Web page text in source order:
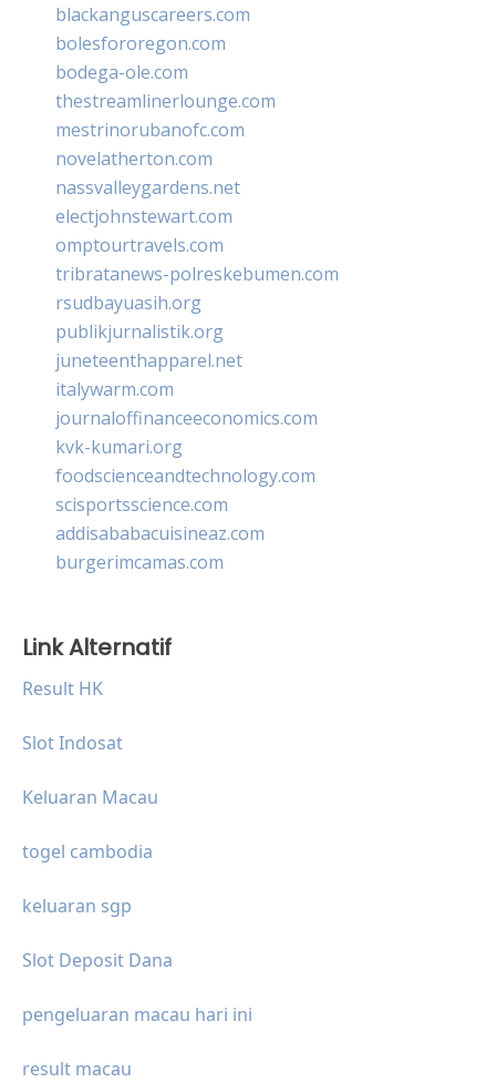
blackanguscareers.com
bolesfororegon.com
bodega-ole.com
thestreamlinerlounge.com
mestrinorubanofc.com
novelatherton.com
nassvalleygardens.net
electjohnstewart.com
omptourtravels.com
tribratanews-polreskebumen.com
rsudbayuasih.org
publikjurnalistik.org
juneteenthapparel.net
italywarm.com
journaloffinanceeconomics.com
kvk-kumari.org
foodscienceandtechnology.com
scisportsscience.com
addisababacuisineaz.com
burgerimcamas.com
Link Alternatif
Result HK
Slot Indosat
Keluaran Macau
togel cambodia
keluaran sgp
Slot Deposit Dana
pengeluaran macau hari ini
result macau